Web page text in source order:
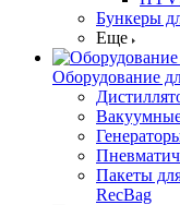
Бункеры
Еще
Оборудование
Пакеты
RecBag